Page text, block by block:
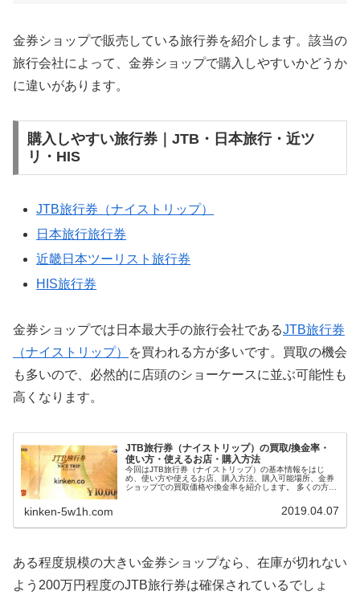
金券ショップで販売している旅行券を紹介します。該当の
旅行会社によって、金券ショップで購入しやすいかどうか
に違いがあります。
購入しやすい旅行券｜JTB・日本旅行・近ツ
リ・HIS
JTB旅行券（ナイストリップ）
日本旅行旅行券
近畿日本ツーリスト旅行券
HIS旅行券
金券ショップでは日本最大手の旅行会社であるJTB旅行券
（ナイストリップ）
を買われる方が多いです。買取の機会
も多いので、必然的に店頭のショーケースに並ぶ可能性も
高くなります。
JTB旅行券（ナイストリップ）の買取/換金率・
使い方・使えるお店・購入方法
今回はJTB旅行券（ナイストリップ）の基本情報をはじ
め、使い方や使えるお店、購入方法、購入可能場所、金券
ショップでの買取価格や換金率を紹介します。 多くの方は
っかくもらった金券ですし、できればお得に使いたいです
りは現金で出し、1,000円以上のお釣りはJTB旅行券で出し
ます。 金券ショップで購入することもできますし、買取・
高い買取価格相場となっていますが、都心の金券ショップ
ほど買取価格が高くなる傾向にあります。
kinken-5w1h.com 2019.04.07
ある程度規模の大きい金券ショップなら、在庫が切れない
よう200万円程度のJTB旅行券は確保されているでしょ